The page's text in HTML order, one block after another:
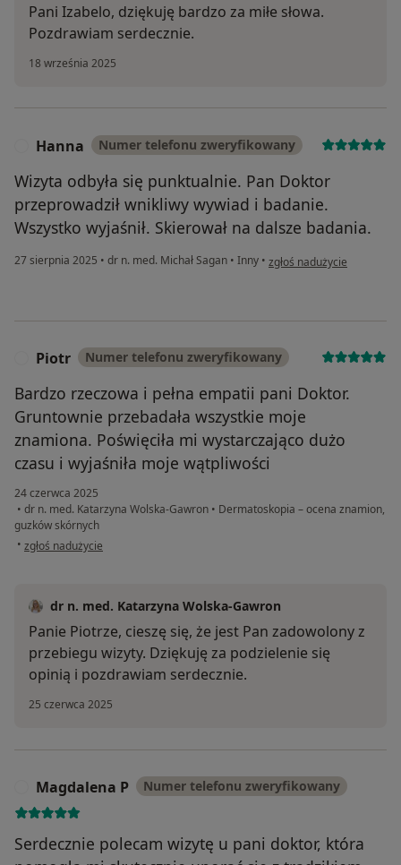
Pani Izabelo, dziękuję bardzo za miłe słowa.
Pozdrawiam serdecznie.
18 września 2025
Hanna Numer telefonu zweryfikowany
Wizyta odbyła się punktualnie. Pan Doktor
przeprowadził wnikliwy wywiad i badanie.
Wszystko wyjaśnił. Skierował na dalsze badania.
27 sierpnia 2025 • dr n. med. Michał Sagan • Inny • w opinii użytkownika
zgłoś nadużycie
Piotr Numer telefonu zweryfikowany
Bardzo rzeczowa i pełna empatii pani Doktor.
Gruntownie przebadała wszystkie moje
znamiona. Poświęciła mi wystarczająco dużo
czasu i wyjaśniła moje wątpliwości
24 czerwca 2025
• dr n. med. Katarzyna Wolska-Gawron • Dermatoskopia – ocena znamion,
guzków skórnych
• w opinii użytkownika Piotr
zgłoś nadużycie
dr n. med. Katarzyna Wolska-Gawron
Panie Piotrze, cieszę się, że jest Pan zadowolony z
przebiegu wizyty. Dziękuję za podzielenie się
opinią i pozdrawiam serdecznie.
25 czerwca 2025
Magdalena P Numer telefonu zweryfikowany
Serdecznie polecam wizytę u pani doktor, która